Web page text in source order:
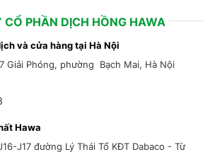
CỔ PHẦN DỊCH HỒNG HAWA
và cửa hàng tại Hà Nội
Giải Phóng, phường Bạch Mai, Hà Nội
Hawa
J17 đường Lý Thái Tổ KĐT Dabaco - Từ